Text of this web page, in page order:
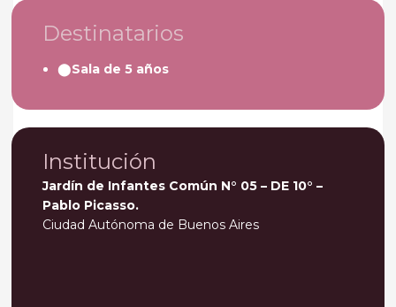
Destinatarios
Sala de 5 años
Institución
Jardín de Infantes Común N° 05 – DE 10° –
Pablo Picasso.
Ciudad Autónoma de Buenos Aires